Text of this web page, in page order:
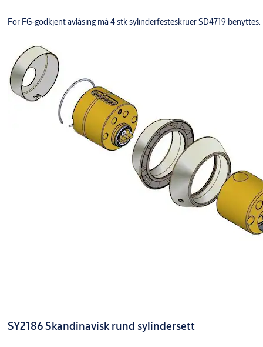
For FG-godkjent avlåsing må 4 stk sylinderfesteskruer SD4719 benyttes.
SY2186 Skandinavisk rund sylindersett